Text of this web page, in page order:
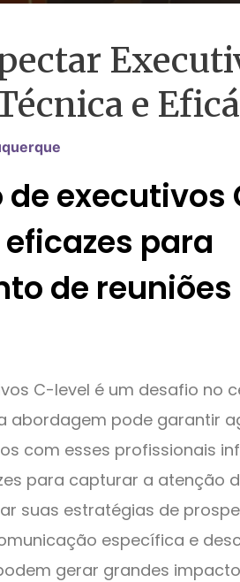
e
de executivos
para
de
C-level é um desafio no
abordagem pode garantir
com esses profissionais
para capturar a atenção
suas estratégias de
específica e
gerar grandes